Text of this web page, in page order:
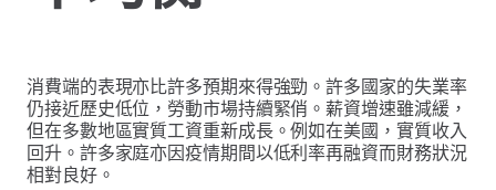
消費端的表現亦比許多預期來得強勁。許多國家的失業率
仍接近歷史低位，勞動市場持續緊俏。薪資增速雖減緩，
但在多數地區實質工資重新成長。例如在美國，實質收入
回升。許多家庭亦因疫情期間以低利率再融資而財務狀況
相對良好。